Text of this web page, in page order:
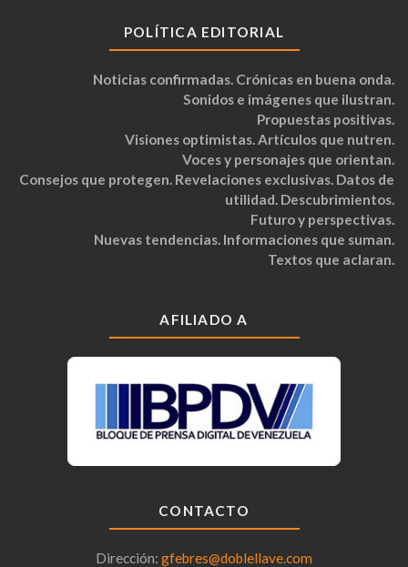
POLÍTICA EDITORIAL
Noticias confirmadas. Crónicas en buena onda.
Sonidos e imágenes que ilustran.
Propuestas positivas.
Visiones optimistas. Artículos que nutren.
Voces y personajes que orientan.
Consejos que protegen. Revelaciones exclusivas. Datos de
utilidad. Descubrimientos.
Futuro y perspectivas.
Nuevas tendencias. Informaciones que suman.
Textos que aclaran.
AFILIADO A
CONTACTO
Dirección: gfebres@doblellave.com